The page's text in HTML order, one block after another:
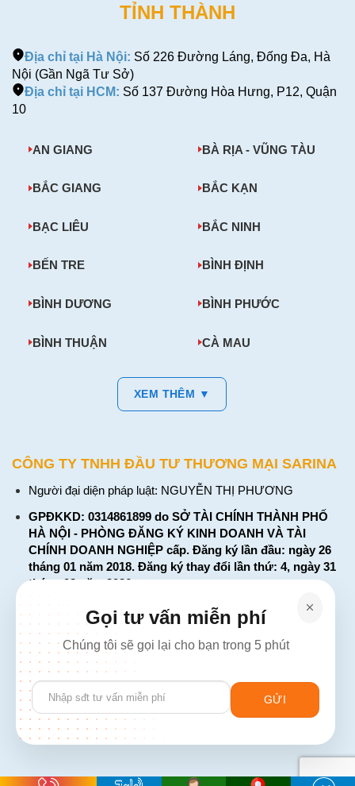
TỈNH THÀNH
Địa chỉ tại Hà Nội: Số 226 Đường Láng, Đống Đa, Hà
Nội (Gần Ngã Tư Sở)
Địa chỉ tại HCM: Số 137 Đường Hòa Hưng, P12, Quận
10
AN GIANG BÀ RỊA - VŨNG TÀU
BẮC GIANG BẮC KẠN
BẠC LIÊU BẮC NINH
BẾN TRE BÌNH ĐỊNH
BÌNH DƯƠNG BÌNH PHƯỚC
BÌNH THUẬN CÀ MAU
XEM THÊM ▼
CÔNG TY TNHH ĐẦU TƯ THƯƠNG MẠI SARINA
Người đại diện pháp luật: NGUYỄN THỊ PHƯƠNG
GPĐKKD: 0314861899 do SỞ TÀI CHÍNH THÀNH PHỐ
HÀ NỘI - PHÒNG ĐĂNG KÝ KINH DOANH VÀ TÀI
CHÍNH DOANH NGHIỆP cấp. Đăng ký lần đầu: ngày 26
tháng 01 năm 2018. Đăng ký thay đổi lần thứ: 4, ngày 31
tháng 03 năm 2026
226 Đường Láng, Đống Đa, Hà Nội
137 Đường Hòa Hưng, Phường 12, Quận 10, TP. Hồ Chí
Minh
Hotline: 1900 2106 - 0386 001 001
Email:Giaiphap3g@gmail.com
Gọi tư vấn miễn phí
Chúng tôi sẽ gọi lại cho bạn trong 5 phút
Please
leave
field